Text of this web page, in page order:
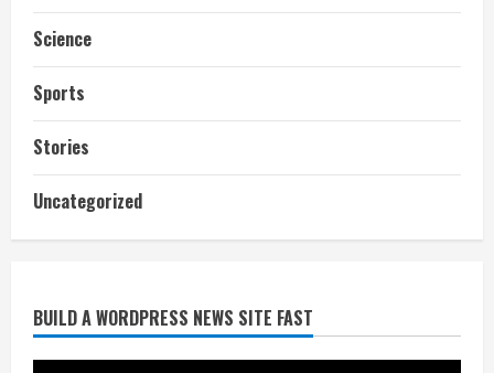
Science
Sports
Stories
Uncategorized
BUILD A WORDPRESS NEWS SITE FAST
July 24, 2026
निर्धारित मानक व नियम का बारीकी से किया
जाएगा परीक्षण, तब कार्रवाई